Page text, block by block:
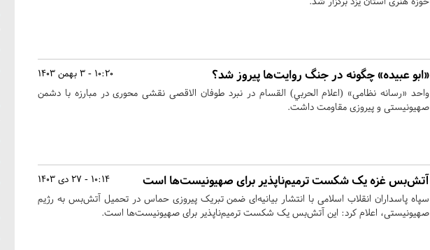
10:20 - 3 بهمن 1403 «ابو عبیده»‌ چگونه در جنگ روایت‌ها پیروز شد؟
واحد «رسانه‌ نظامی» (اعلام الحربي) القسام در نبرد طوفان الاقصی نقشی محوری در مبارزه با دشمن
صهیونیستی و پیروزی مقاومت داشت.
10:14 - 27 دی 1403 آتش‌بس غزه یک شکست ترمیم‌ناپذیر برای صهیونیست‌ها است
سپاه پاسداران انقلاب اسلامی با انتشار بیانیه‌ای ضمن تبریک پیروزی حماس در تحمیل آتش‌بس به رژیم
صهیونیستی، اعلام کرد: این آتش‌بس یک شکست ترمیم‌ناپذیر برای صهیونیست‌ها است.